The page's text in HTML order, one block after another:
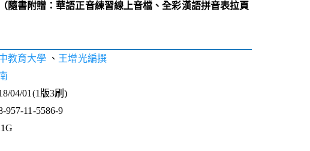
隨書附贈：華語正音練習線上音檔、全彩漢語拼音表拉頁
教育大學 、 王增光編撰
04/01(1版3刷)
957-11-5586-9